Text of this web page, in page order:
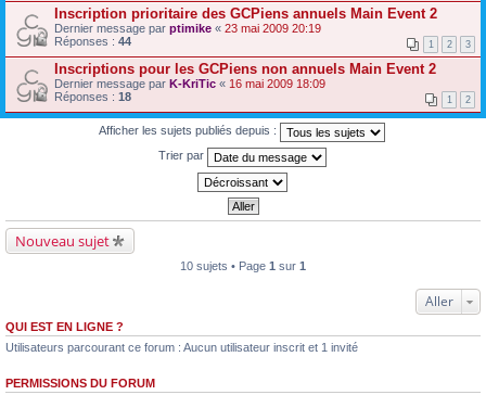
Inscription prioritaire des GCPiens annuels Main Event 2
Dernier message par ptimike « 23 mai 2009 20:19
Réponses : 44 1 2 3
Inscriptions pour les GCPiens non annuels Main Event 2
Dernier message par K-KriTic « 16 mai 2009 18:09
Réponses : 18 1 2
Afficher les sujets publiés depuis :
Trier par
Nouveau sujet
10 sujets • Page 1 sur 1
Aller
QUI EST EN LIGNE ?
Utilisateurs parcourant ce forum : Aucun utilisateur inscrit et 1 invité
PERMISSIONS DU FORUM